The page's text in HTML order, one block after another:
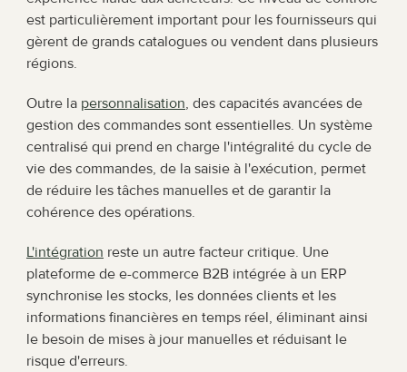
est particulièrement important pour les fournisseurs qui
gèrent de grands catalogues ou vendent dans plusieurs
régions.
Outre la personnalisation, des capacités avancées de
gestion des commandes sont essentielles. Un système
centralisé qui prend en charge l'intégralité du cycle de
vie des commandes, de la saisie à l'exécution, permet
de réduire les tâches manuelles et de garantir la
cohérence des opérations.
L'intégration reste un autre facteur critique. Une
plateforme de e-commerce B2B intégrée à un ERP
synchronise les stocks, les données clients et les
informations financières en temps réel, éliminant ainsi
le besoin de mises à jour manuelles et réduisant le
risque d'erreurs.